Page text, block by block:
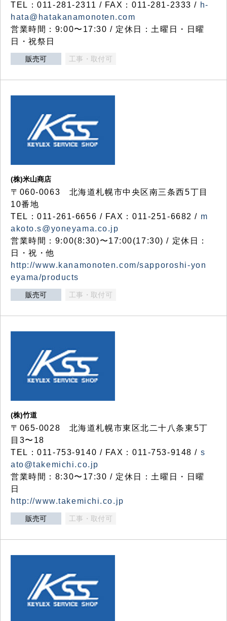
TEL：011-281-2311 / FAX：011-281-2333 / h-
hata@hatakanamonoten.com
営業時間：9:00〜17:30 / 定休日：土曜日・日曜
日・祝祭日
販売可 工事・取付可
(株)米山商店
〒060-0063 北海道札幌市中央区南三条西5丁目
10番地
TEL：011-261-6656 / FAX：011-251-6682 / m
akoto.s@yoneyama.co.jp
営業時間：9:00(8:30)〜17:00(17:30) / 定休日：
日・祝・他
http://www.kanamonoten.com/sapporoshi-yon
eyama/products
販売可 工事・取付可
(株)竹道
〒065-0028 北海道札幌市東区北二十八条東5丁
目3〜18
TEL：011-753-9140 / FAX：011-753-9148 / s
ato@takemichi.co.jp
営業時間：8:30〜17:30 / 定休日：土曜日・日曜
日
http://www.takemichi.co.jp
販売可 工事・取付可